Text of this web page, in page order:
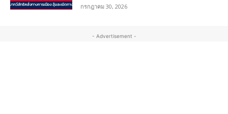
กรกฎาคม 30, 2026
- Advertisement -